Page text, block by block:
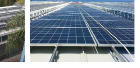
और पढ़ें